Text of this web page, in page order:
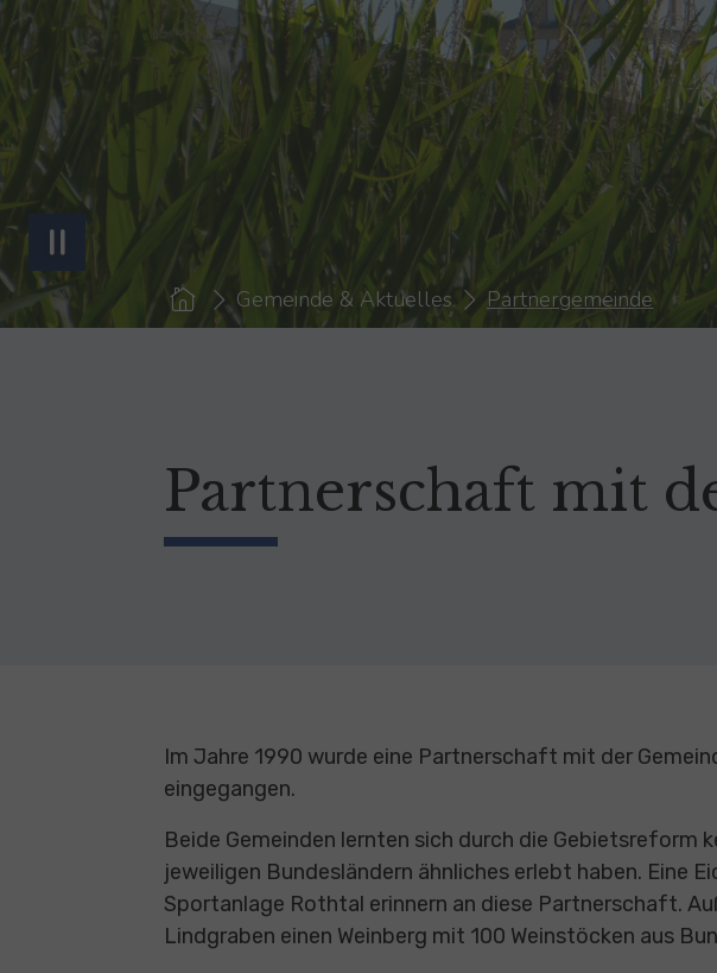
You are here:Gemeinde & Aktuelles Partnergemeinde
Partnerschaft mit
Im Jahre 1990 wurde eine Partnerschaft mit der
eingegangen.
Beide Gemeinden lernten sich durch die Gebietsreform
jeweiligen Bundesländern ähnliches erlebt haben. Eine
Sportanlage Rothtal erinnern an diese Partnerschaft.
Lindgraben einen Weinberg mit 100 Weinstöcken aus